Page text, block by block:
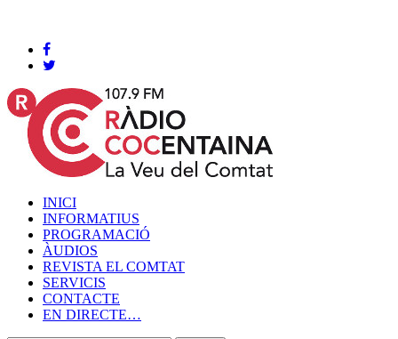
INICI
INFORMATIUS
PROGRAMACIÓ
ÀUDIOS
REVISTA EL COMTAT
SERVICIS
CONTACTE
EN DIRECTE…